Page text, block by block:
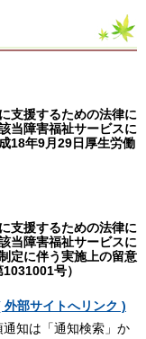
支援するための法律に
当障害福祉サービスに
18年9月29日厚生労働
支援するための法律に
当障害福祉サービスに
定に伴う実施上の留意
号）
部サイトへリンク )
知は「通知検索」か